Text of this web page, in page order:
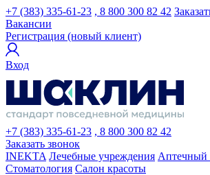
+7 (383) 335-61-23 , 8 800 300 82 42
Вакансии
Регистрация (новый клиент)
Вход
+7 (383) 335-61-23 , 8 800 300 82 42
Заказать звонок
INEKTA Лечебные учреждения Аптечный
Стоматология Салон красоты